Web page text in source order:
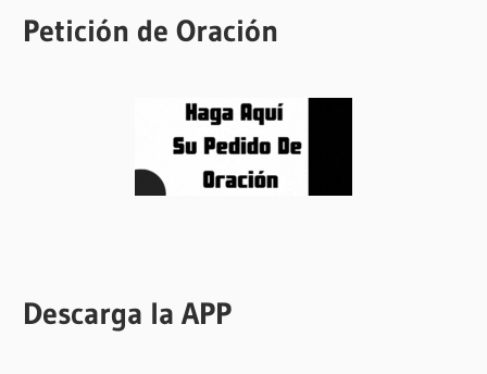
Petición de Oración
Descarga la APP